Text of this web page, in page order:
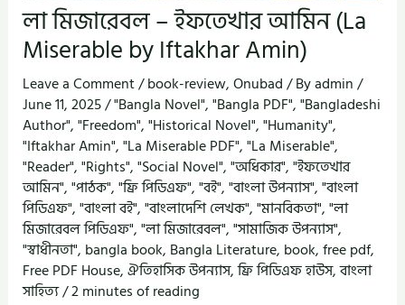
লা মিজারেবল – ইফতেখার আমিন (La
Miserable by Iftakhar Amin)
Leave a Comment/book-review,Onubad/ Byadmin/
June 11, 2025/"Bangla Novel","Bangla PDF","Bangladeshi
Author","Freedom","Historical Novel","Humanity",
"Iftakhar Amin","La Miserable PDF","La Miserable",
"Reader","Rights","Social Novel","অধিকার","ইফতেখার
আমিন","পাঠক","ফ্রি পিডিএফ","বই","বাংলা উপন্যাস","বাংলা
পিডিএফ","বাংলা বই","বাংলাদেশি লেখক","মানবিকতা","লা
মিজারেবল পিডিএফ","লা মিজারেবল","সামাজিক উপন্যাস",
"স্বাধীনতা", bangla book, Bangla Literature, book,free pdf,
Free PDF House,ঐতিহাসিক উপন্যাস,ফ্রি পিডিএফ হাউস,বাংলা
সাহিত্য/2 minutes of reading